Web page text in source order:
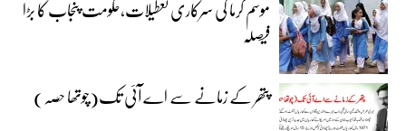
موسم گرما کی سرکاری تعطیلات،حکومت پنجاب کا بڑا
فیصلہ
پتھر کے زمانے سے اے آئی تک(چوتھا حصہ)